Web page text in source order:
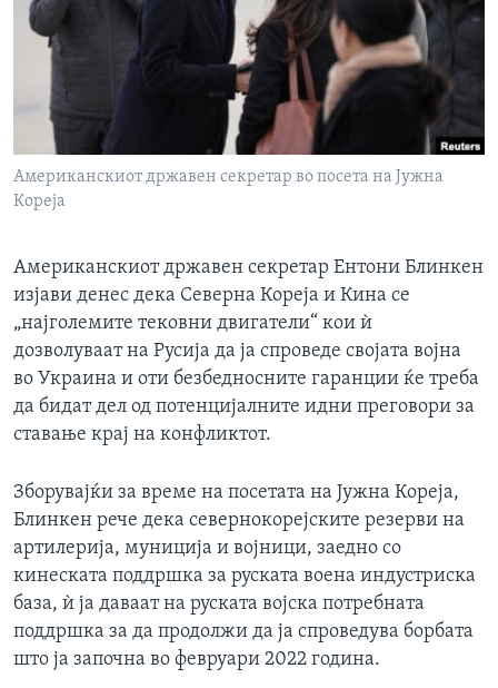
ИНТЕРВЈУА
Јазици
Американскиот државен секретар во посета на Јужна
Кореја
Американскиот државен секретар Ентони Блинкен
изјави денес дека Северна Кореја и Кина се
„најголемите тековни двигатели“ кои ѝ
дозволуваат на Русија да ја спроведе својата војна
во Украина и оти безбедносните гаранции ќе треба
да бидат дел од потенцијалните идни преговори за
ставање крај на конфликтот.
Зборувајќи за време на посетата на Јужна Кореја,
Блинкен рече дека севернокорејските резерви на
артилерија, муниција и војници, заедно со
кинеската поддршка за руската воена индустриска
база, ѝ ја даваат на руската војска потребната
поддршка за да продолжи да ја спроведува борбата
што ја започна во февруари 2022 година.